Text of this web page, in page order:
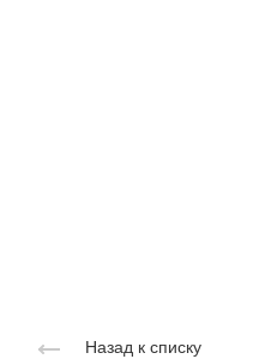
Назад к списку